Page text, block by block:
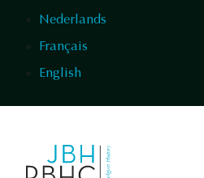
Nederlands
Français
English